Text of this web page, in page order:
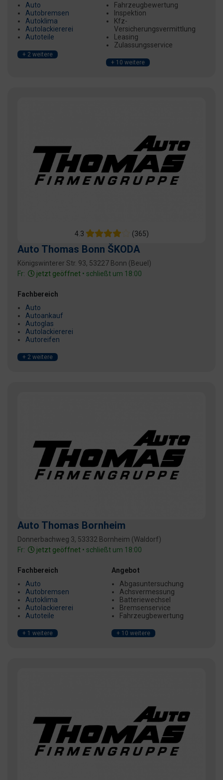
Auto
Autobremsen
Autoklima
Autolackiererei
Autoteile
+ 2 weitere
Fahrzeugbewertung
Inspektion
Kfz-
Versicherungsvermittlung
Leasing
Zulassungsservice
+ 10 weitere
4.3 (365)
Auto Thomas Bonn ŠKODA
Königswinterer Str. 93, 53227 Bonn (Beuel)
Fr:
jetzt geöffnet • schließt um 18:00
Fachbereich
Auto
Autoankauf
Autoglas
Autolackiererei
Autoreifen
+ 2 weitere
Auto Thomas Bornheim
Donnerbachweg 3, 53332 Bornheim (Waldorf)
Fr:
jetzt geöffnet • schließt um 18:00
Fachbereich
Auto
Autobremsen
Autoklima
Autolackiererei
Autoteile
+ 1 weitere
Angebot
Abgasuntersuchung
Achsvermessung
Batteriewechsel
Bremsenservice
Fahrzeugbewertung
+ 10 weitere